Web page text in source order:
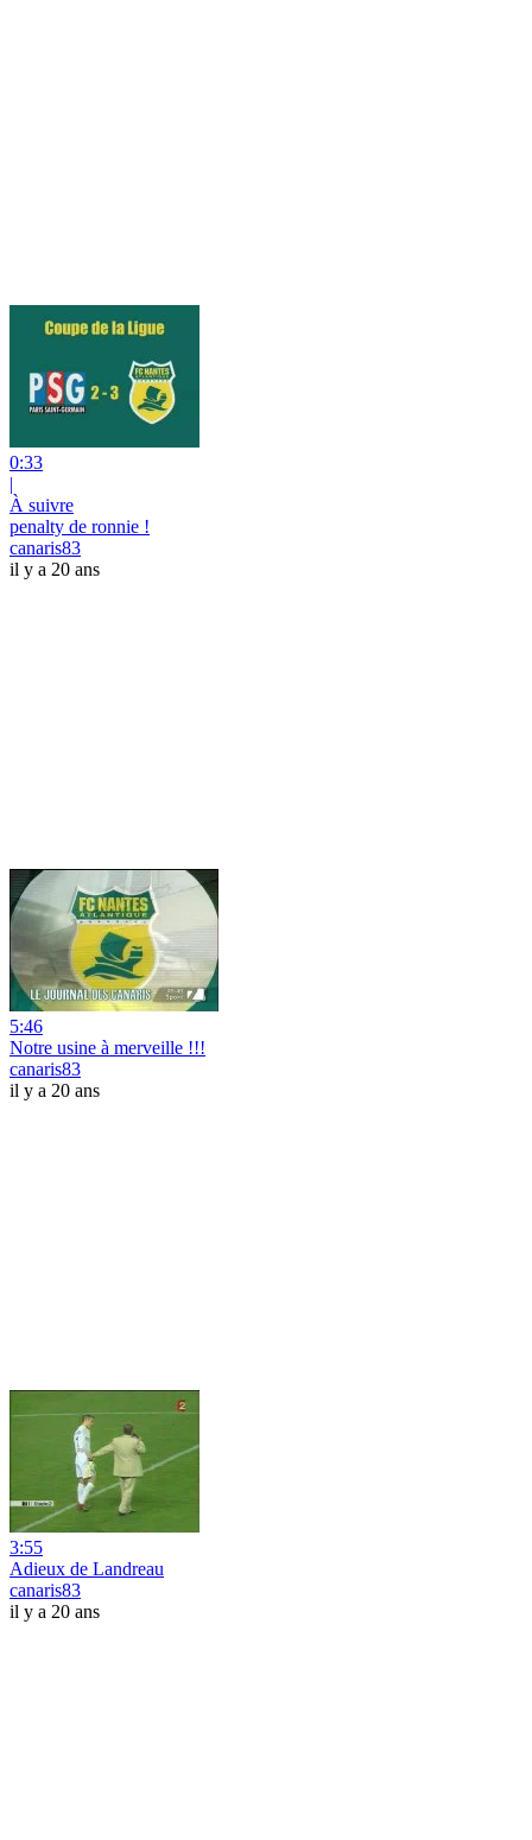
0:33
|
À suivre
penalty de ronnie !
canaris83
il y a 20 ans
5:46
Notre usine à merveille !!!
canaris83
il y a 20 ans
3:55
Adieux de Landreau
canaris83
il y a 20 ans